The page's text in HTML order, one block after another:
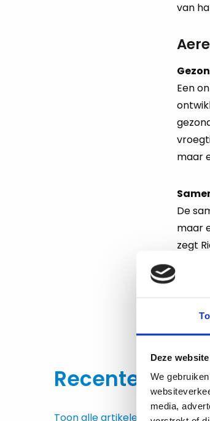
Deze
We
media,
van
Een
maar
De
maar
zegt
Recente
Toon alle artikelen